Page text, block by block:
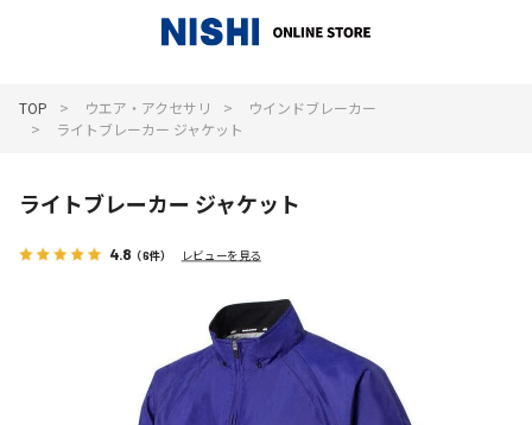
TOP ウエア・アクセサリ
ウインドブレーカー
ライトブレーカー ジャケット
ライトブレーカー ジャケット
4.8 （6件） レビューを見る